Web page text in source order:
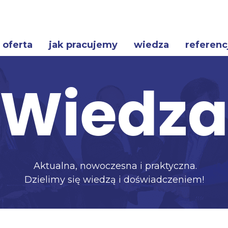
oferta jak pracujemy wiedza
Wiedza
Aktualna, nowoczesna i praktyczna.
Dzielimy się wiedzą i doświadczeniem!